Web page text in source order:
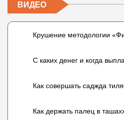
ВИДЕО
Крушение методологии
С каких денег и когда
Как совершать саджда
Как держать палец в